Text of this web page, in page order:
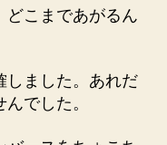
どこまであがるん
しました。あれだ
でした。